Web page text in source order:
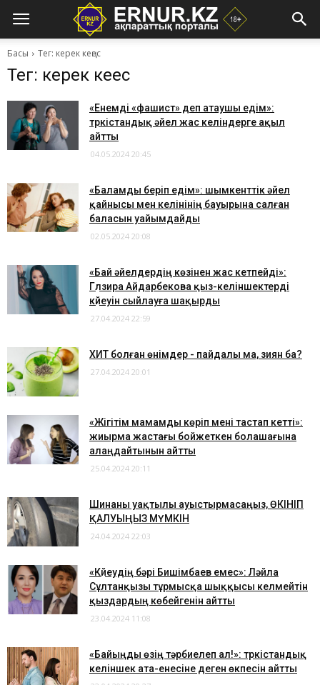
Басы Тег: керек кеңес
Тег: керек кеңес
​«Енемді «фашист» деп атаушы едім»:
түркістандық әйел жас келіндерге ақыл
айтты
04.05.2024 20:45
​«Баламды беріп едім»: шымкенттік әйел
қайнысы мен келінінің бауырына салған
баласын уайымдайды
02.05.2024 20:08
​«Бай әйелдердің көзінен жас кетпейді»:
Гүлзира Айдарбекова қыз-келіншектерді
күйеуін сыйлауға шақырды
27.04.2024 22:59
ХИТ болған өнімдер - пайдалы ма, зиян ба?
27.04.2024 20:01
​«Жігітім мамамды көріп мені тастап кетті»:
жиырма жастағы бойжеткен болашағына
алаңдайтынын айтты
25.04.2024 20:11
Шинаны уақтылы ауыстырмасаңыз, ӨКІНІП
ҚАЛУЫҢЫЗ МҮМКІН
24.04.2024 22:03
​«Күйеудің бәрі Бишімбаев емес»: Ләйла
Сұлтанқызы тұрмысқа шыққысы келмейтін
қыздардың көбейгенін айтты
23.04.2024 11:08
​«Байыңды өзің тәрбиелеп ал!»: түркістандық
келіншек ата-енесіне деген өкпесін айтты